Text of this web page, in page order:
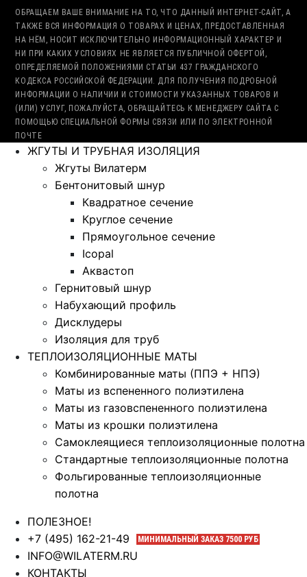
ОБРАЩАЕМ ВАШЕ ВНИМАНИЕ НА ТО, ЧТО ДАННЫЙ ИНТЕРНЕТ-САЙТ, А
ТАКЖЕ ВСЯ ИНФОРМАЦИЯ О ТОВАРАХ И ЦЕНАХ, ПРЕДОСТАВЛЕННАЯ
НА НЁМ, НОСИТ ИСКЛЮЧИТЕЛЬНО ИНФОРМАЦИОННЫЙ ХАРАКТЕР И
НИ ПРИ КАКИХ УСЛОВИЯХ НЕ ЯВЛЯЕТСЯ ПУБЛИЧНОЙ ОФЕРТОЙ,
ОПРЕДЕЛЯЕМОЙ ПОЛОЖЕНИЯМИ СТАТЬИ 437 ГРАЖДАНСКОГО
КОДЕКСА РОССИЙСКОЙ ФЕДЕРАЦИИ. ДЛЯ ПОЛУЧЕНИЯ ПОДРОБНОЙ
ИНФОРМАЦИИ О НАЛИЧИИ И СТОИМОСТИ УКАЗАННЫХ ТОВАРОВ И
(ИЛИ) УСЛУГ, ПОЖАЛУЙСТА, ОБРАЩАЙТЕСЬ К МЕНЕДЖЕРУ САЙТА С
ПОМОЩЬЮ СПЕЦИАЛЬНОЙ ФОРМЫ СВЯЗИ ИЛИ ПО ЭЛЕКТРОННОЙ
ПОЧТЕ
ЖГУТЫ И ТРУБНАЯ ИЗОЛЯЦИЯ
Жгуты Вилатерм
Бентонитовый шнур
Квадратное сечение
Круглое сечение
Прямоугольное сечение
Icopal
Аквастоп
Гернитовый шнур
Набухающий профиль
Дисклудеры
Изоляция для труб
ТЕПЛОИЗОЛЯЦИОННЫЕ МАТЫ
Комбинированные маты (ППЭ + НПЭ)
Маты из вспененного полиэтилена
Маты из газовспененного полиэтилена
Маты из крошки полиэтилена
Самоклеящиеся теплоизоляционные полотна
Стандартные теплоизоляционные полотна
Фольгированные теплоизоляционные
полотна
ПОЛЕЗНОЕ!
+7 (495) 162-21-49
МИНИМАЛЬНЫЙ ЗАКАЗ 7500 РУБ
INFO@WILATERM.RU
КОНТАКТЫ